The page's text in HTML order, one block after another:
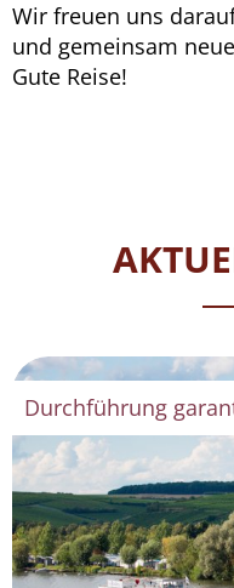
Wir freuen uns
und gemeinsam
Gute Reise!
Durchführung